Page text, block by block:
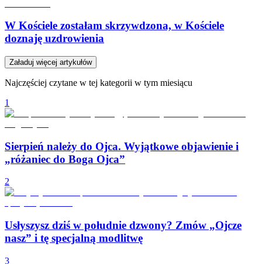
W Kościele zostałam skrzywdzona, w Kościele
doznaję uzdrowienia
Załaduj więcej artykułów
Najczęściej czytane w tej kategorii w tym miesiącu
1
Sierpień należy do Ojca. Wyjątkowe objawienie i
„różaniec do Boga Ojca”
2
Usłyszysz dziś w południe dzwony? Zmów „Ojcze
nasz” i tę specjalną modlitwę
3